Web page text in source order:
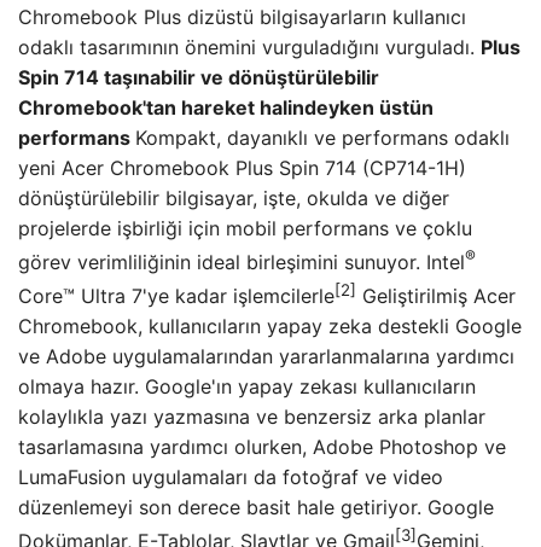
Chromebook Plus dizüstü bilgisayarların kullanıcı
odaklı tasarımının önemini vurguladığını vurguladı. Plus
Spin 714 taşınabilir ve dönüştürülebilir
Chromebook'tan hareket halindeyken üstün
performans Kompakt, dayanıklı ve performans odaklı
yeni Acer Chromebook Plus Spin 714 (CP714-1H)
dönüştürülebilir bilgisayar, işte, okulda ve diğer
projelerde işbirliği için mobil performans ve çoklu
görev verimliliğinin ideal birleşimini sunuyor. Intel®
Core™ Ultra 7'ye kadar işlemcilerle[2] Geliştirilmiş Acer
Chromebook, kullanıcıların yapay zeka destekli Google
ve Adobe uygulamalarından yararlanmalarına yardımcı
olmaya hazır. Google'ın yapay zekası kullanıcıların
kolaylıkla yazı yazmasına ve benzersiz arka planlar
tasarlamasına yardımcı olurken, Adobe Photoshop ve
LumaFusion uygulamaları da fotoğraf ve video
düzenlemeyi son derece basit hale getiriyor. Google
Dokümanlar, E-Tablolar, Slaytlar ve Gmail[3] Gemini,